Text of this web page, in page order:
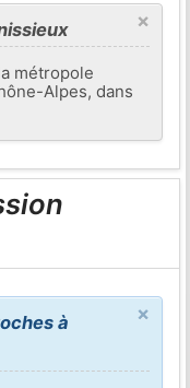
×
métropole
Alpes, dans
×
à